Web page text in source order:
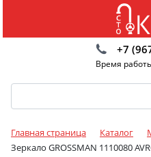
+7
Время
Главная страница Каталог
Зеркало GROSSMAN 1110080